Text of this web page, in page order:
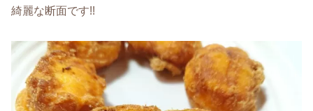
綺麗な断面です!!